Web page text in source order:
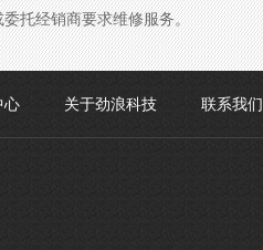
委托经销商要求维修服务。
心 关于劲浪科技 联系我们